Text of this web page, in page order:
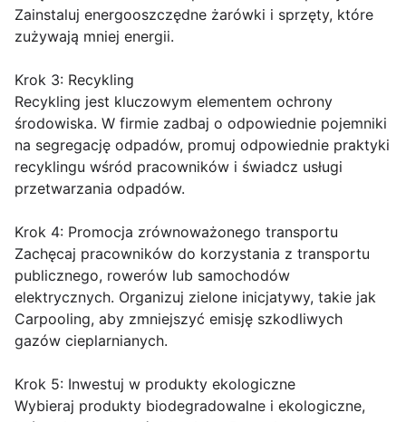
Zainstaluj energooszczędne żarówki i sprzęty, które
zużywają mniej energii.
Krok 3: Recykling
Recykling jest kluczowym elementem ochrony
środowiska. W firmie zadbaj o odpowiednie pojemniki
na segregację odpadów, promuj odpowiednie praktyki
recyklingu wśród pracowników i świadcz usługi
przetwarzania odpadów.
Krok 4: Promocja zrównoważonego transportu
Zachęcaj pracowników do korzystania z transportu
publicznego, rowerów lub samochodów
elektrycznych. Organizuj zielone inicjatywy, takie jak
Carpooling, aby zmniejszyć emisję szkodliwych
gazów cieplarnianych.
Krok 5: Inwestuj w produkty ekologiczne
Wybieraj produkty biodegradowalne i ekologiczne,